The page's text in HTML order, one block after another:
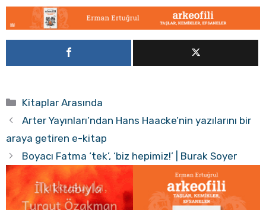
Kategoriler
Kitaplar Arasında
Arter Yayınları’ndan Hans Haacke’nin yazılarını bir
araya getiren e-kitap
Boyacı Fatma ‘tek’, ‘biz hepimiz!’ | Burak Soyer